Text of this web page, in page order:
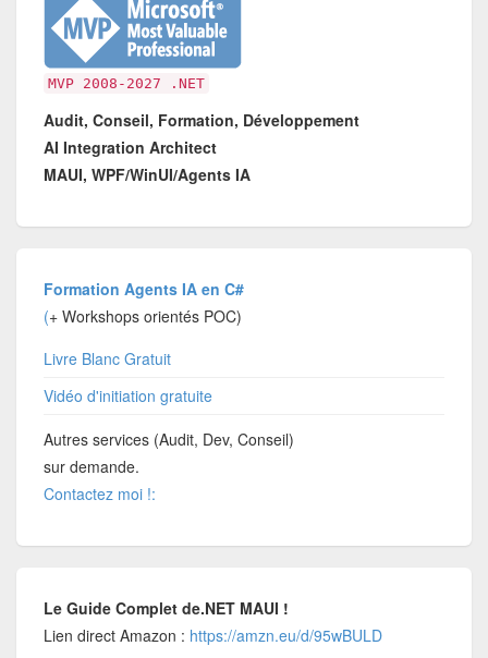
MVP 2008-2027 .NET
Audit, Conseil, Formation, Développement
AI Integration Architect
MAUI, WPF/WinUI/Agents IA
Formation Agents IA en C#
(+ Workshops orientés POC)
Livre Blanc Gratuit
Vidéo d'initiation gratuite
Autres services (Audit, Dev, Conseil)
sur demande.
Contactez moi !:
Le Guide Complet de.NET MAUI !
Lien direct Amazon : https://amzn.eu/d/95wBULD